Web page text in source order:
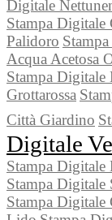
Digitale
Stampa Digitale
Palidoro
Acqua Acetosa
Stampa Digitale
Grottarossa
Città Giardino
Digitale
Stampa Digitale
Stampa Digitale
Stampa Digitale